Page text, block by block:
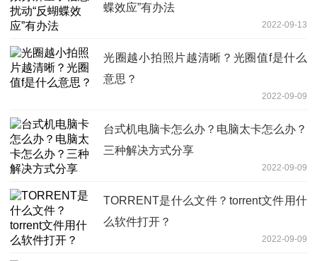
蝶效应”有办法
2022-09-13
光圈越小拍照片越清晰？光圈值f是什么
意思？
2022-09-09
台式机电脑卡怎么办？电脑太卡怎么办？
三种解决方式分享
2022-09-09
TORRENT是什么文件？torrent文件用什
么软件打开？
2022-09-09